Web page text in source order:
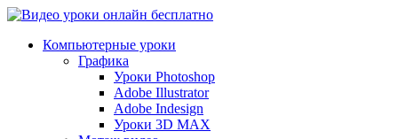
Компьютерные уроки
Графика
Уроки Photoshop
Adobe Illustrator
Adobe Indesign
Уроки 3D MAX